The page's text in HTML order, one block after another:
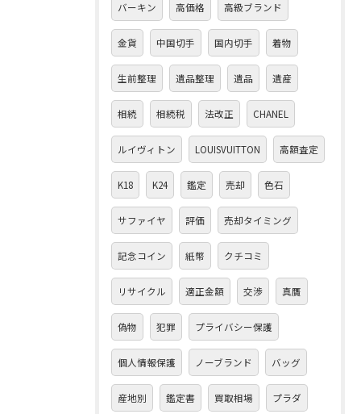
バーキン 高価格 高級ブランド
金貨 中国切手 国内切手 着物
生前整理 遺品整理 遺品 遺産
相続 相続税 法改正 CHANEL
ルイヴィトン LOUISVUITTON 高額査定
K18 K24 鑑定 売却 色石
サファイヤ 評価 売却タイミング
記念コイン 紙幣 クチコミ
リサイクル 適正金額 交渉 真贋
偽物 犯罪 プライバシー保護
個人情報保護 ノーブランド バッグ
産地別 鑑定書 買取相場 プラダ